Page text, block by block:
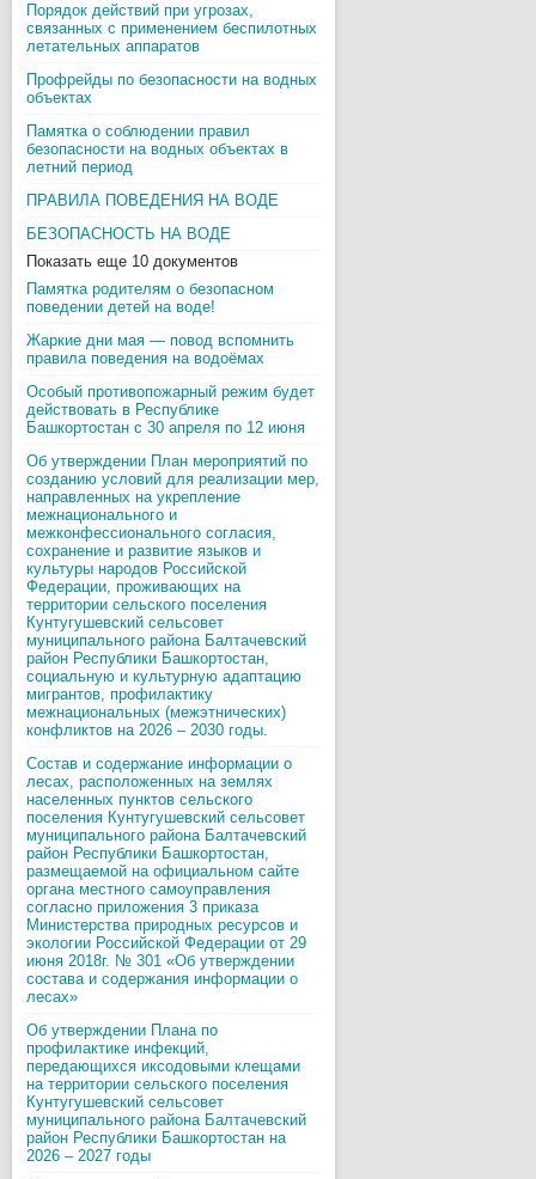
Порядок действий при угрозах,
связанных с применением беспилотных
летательных аппаратов
Профрейды по безопасности на водных
объектах
Памятка о соблюдении правил
безопасности на водных объектах в
летний период
ПРАВИЛА ПОВЕДЕНИЯ НА ВОДЕ
БЕЗОПАСНОСТЬ НА ВОДЕ
Показать еще 10 документов
Памятка родителям о безопасном
поведении детей на воде!
Жаркие дни мая — повод вспомнить
правила поведения на водоёмах
Особый противопожарный режим будет
действовать в Республике
Башкортостан с 30 апреля по 12 июня
Об утверждении План мероприятий по
созданию условий для реализации мер,
направленных на укрепление
межнационального и
межконфессионального согласия,
сохранение и развитие языков и
культуры народов Российской
Федерации, проживающих на
территории сельского поселения
Кунтугушевский сельсовет
муниципального района Балтачевский
район Республики Башкортостан,
социальную и культурную адаптацию
мигрантов, профилактику
межнациональных (межэтнических)
конфликтов на 2026 – 2030 годы.
Состав и содержание информации о
лесах, расположенных на землях
населенных пунктов сельского
поселения Кунтугушевский сельсовет
муниципального района Балтачевский
район Республики Башкортостан,
размещаемой на официальном сайте
органа местного самоуправления
согласно приложения 3 приказа
Министерства природных ресурсов и
экологии Российской Федерации от 29
июня 2018г. № 301 «Об утверждении
состава и содержания информации о
лесах»
Об утверждении Плана по
профилактике инфекций,
передающихся иксодовыми клещами
на территории сельского поселения
Кунтугушевский сельсовет
муниципального района Балтачевский
район Республики Башкортостан на
2026 – 2027 годы